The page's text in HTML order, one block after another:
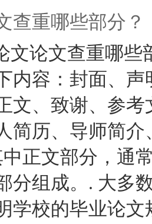
查重哪些部分？
文论文查重哪些
内容：封面、
文、致谢、参
简历、导师简
正文部分，通
分组成。. 大多
学校的毕业论